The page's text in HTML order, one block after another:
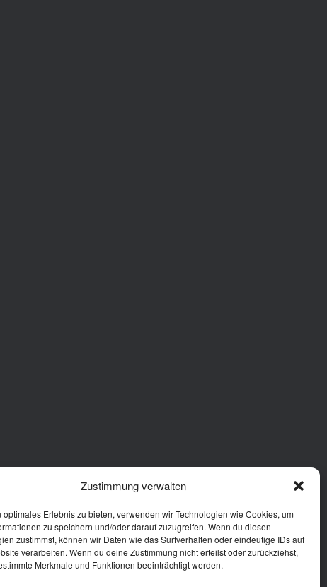
Zustimmung verwalten
optimales Erlebnis zu bieten, verwenden wir Technologien wie Cookies, um
zu speichern und/oder darauf zuzugreifen. Wenn du diesen
zustimmst, können wir Daten wie das Surfverhalten oder eindeutige IDs auf
verarbeiten. Wenn du deine Zustimmung nicht erteilst oder zurückziehst,
Merkmale und Funktionen beeinträchtigt werden.